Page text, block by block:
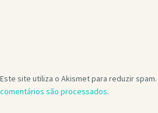
Este site utiliza o Akismet para reduzir spam.
comentários são processados.